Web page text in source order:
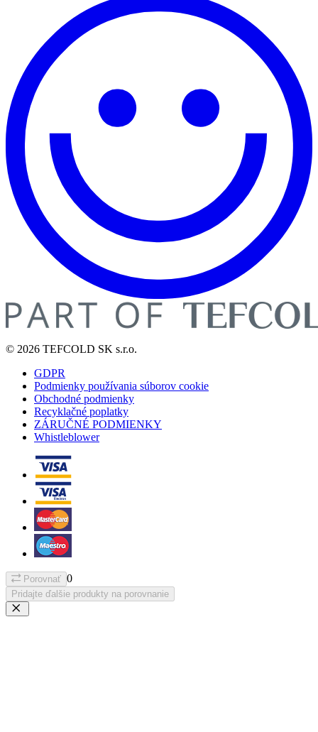
© 2026 TEFCOLD SK s.r.o.
GDPR
Podmienky používania súborov cookie
Obchodné podmienky
Recyklačné poplatky
ZÁRUČNÉ PODMIENKY
Whistleblower
Porovnať 0
Pridajte ďalšie produkty na porovnanie